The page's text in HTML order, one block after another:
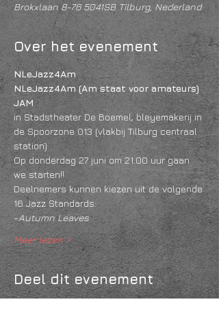
Brokxlaan 8-76 5041SB Tilburg, Nederland
Over het evenement
NLeJazz4Am
NLeJazz4Am (Am staat voor amateurs)
JAM
in Stadstheater De Boemel, bleyemakerij in
de Spoorzone 013 (vlakbij Tilburg centraal
station)
Op donderdag 27 juni om 21.00 uur gaan
we starten!!
Deelnemers kunnen kiezen uit de volgende
16 Jazz Standards:
-Autumn Leaves
Meer lezen >
Deel dit evenement